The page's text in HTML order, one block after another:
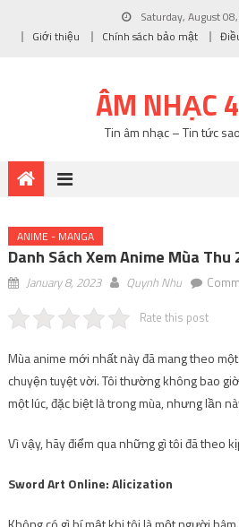
Saturday, August
Giới thiệu
Chính sách bảo mật
ÂM NHẠC
Tin âm nhạc – Tin tức
ANIME - MANGA
Danh Sách Xem Anime Mùa Thu
January 8, 2023 Quynh Nhu
Rate this post
Mùa anime mới nhất này đã mang theo
chuyện tuyệt vời. Tôi thường không bao
một lúc, đặc biệt là trong mùa, nhưng lần
Vì vậy, hãy điểm qua những gì tôi đã theo
Sword Art Online: Alicization